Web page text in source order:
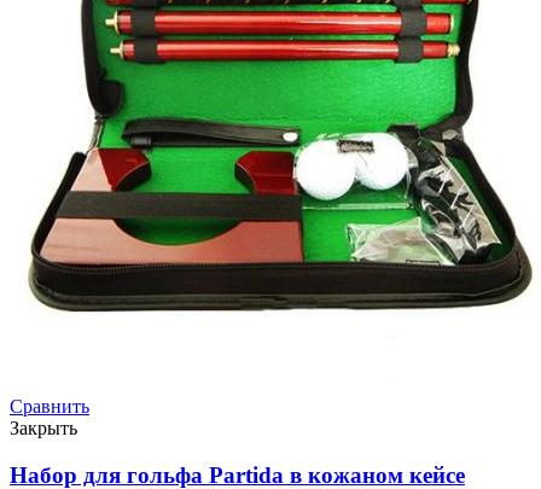
Сравнить
Закрыть
Набор для гольфа Partida в кожаном кейсе